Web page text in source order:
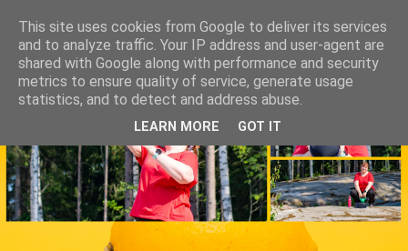
This site uses cookies from Google to deliver its services
and to analyze traffic. Your IP address and user-agent are
shared with Google along with performance and security
metrics to ensure quality of service, generate usage
statistics, and to detect and address abuse.
LEARN MORE GOT IT